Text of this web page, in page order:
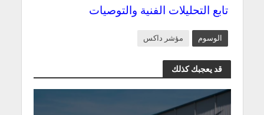
تابع التحليلات الفنية والتوصيات
الوسوم مؤشر داكس
قد يعجبك كذلك